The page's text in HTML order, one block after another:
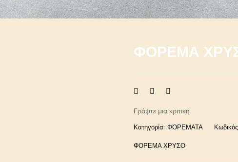
ΦΟΡΕΜΑ
Γράψτε μια κριτική
Κατηγορία: ΦΟΡΕΜΑΤΑ
ΦΟΡΕΜΑ ΧΡΥΣΟ